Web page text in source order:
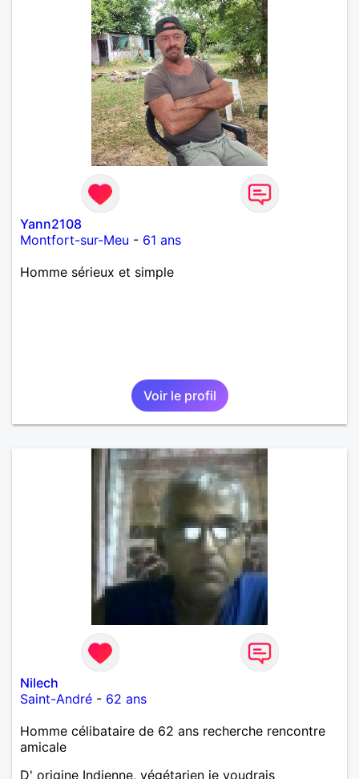
Yann2108
Montfort-sur-Meu - 61 ans
Homme sérieux et simple
Voir le profil
Nilech
Saint-André - 62 ans
Homme célibataire de 62 ans recherche rencontre
amicale
D' origine Indienne, végétarien je voudrais